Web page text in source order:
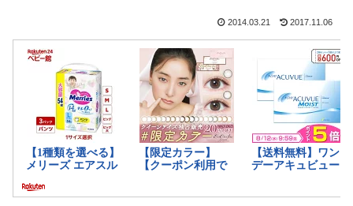
2014.03.21 2017.11.06